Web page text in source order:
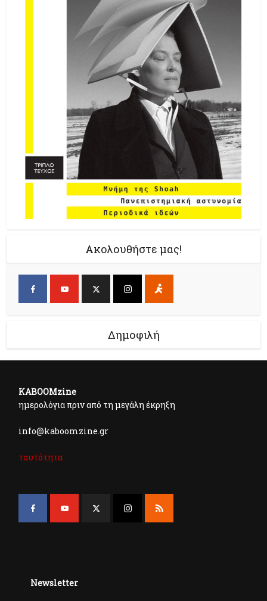
Ακολουθήστε μας!
Δημοφιλή
KABOOMzine
ημερολόγια πριν από τη μεγάλη έκρηξη
info@kaboomzine.gr
ταυτότητα
Newsletter